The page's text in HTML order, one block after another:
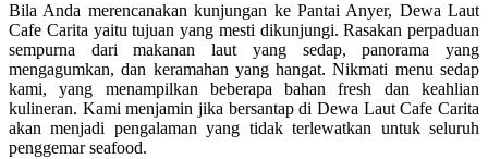
Bila Anda merencanakan kunjungan ke Pantai Anyer, Dewa Laut
Cafe Carita yaitu tujuan yang mesti dikunjungi. Rasakan perpaduan
sempurna dari makanan laut yang sedap, panorama yang
mengagumkan, dan keramahan yang hangat. Nikmati menu sedap
kami, yang menampilkan beberapa bahan fresh dan keahlian
kulineran. Kami menjamin jika bersantap di Dewa Laut Cafe Carita
akan menjadi pengalaman yang tidak terlewatkan untuk seluruh
penggemar seafood.